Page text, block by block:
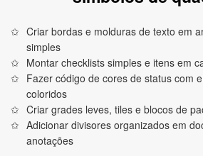
Criar bordas e molduras de texto em
simples
Montar checklists simples e itens em
Fazer código de cores de status com
coloridos
Criar grades leves, tiles e blocos de
Adicionar divisores organizados em
anotações